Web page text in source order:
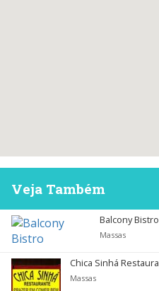
Veja Também
Balcony Bistro
Massas
Chica Sinhá
Massas